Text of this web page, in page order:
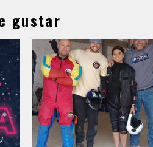
gustar